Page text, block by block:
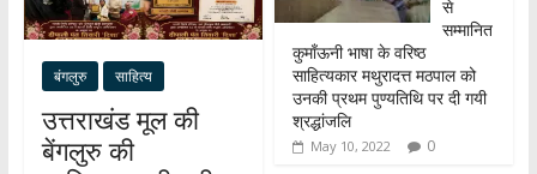
बंगलुरु साहित्य
उत्तराखंड मूल की
बेंगलुरु की
से
सम्मानित
कुमाँऊनी भाषा के वरिष्ठ
साहित्यकार मथुरादत्त मठपाल को
उनकी प्रथम पुण्यतिथि पर दी गयी
श्रद्धांजलि
May 10, 2022 0